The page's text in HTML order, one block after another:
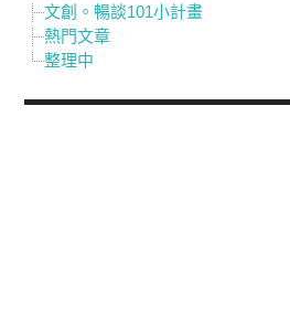
文創。暢談101小計畫
熱門文章
整理中